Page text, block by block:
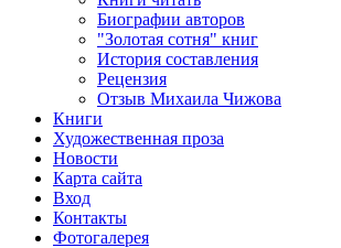
Биографии авторов
"Золотая сотня" книг
История составления
Рецензия
Отзыв Михаила Чижова
Книги
Художественная проза
Новости
Карта сайта
Вход
Контакты
Фотогалерея